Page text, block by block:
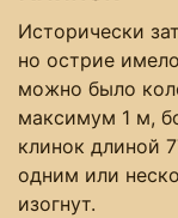
Исторически
но острие
можно было
максимум 1 м,
клинок длиной
одним или
изогнут.